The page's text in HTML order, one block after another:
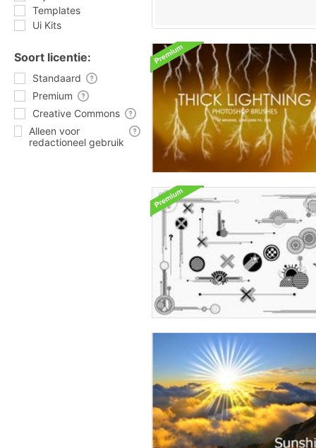
Templates
Ui Kits
Soort licentie:
Standaard
Premium
Creative Commons
Alleen voor
redactioneel gebruik